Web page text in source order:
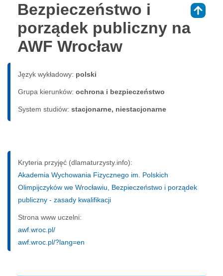
Bezpieczeństwo i
porządek publiczny na
AWF Wrocław
Język wykładowy: polski
Grupa kierunków: ochrona i bezpieczeństwo
System studiów: sta­cjo­nar­ne, nie­sta­cjo­nar­ne
Kryteria przyjęć (dlamaturzysty.info):
Akademia Wychowania Fizycznego im. Polskich
Olimpijczyków we Wrocławiu, Bezpieczeństwo i porządek
publiczny - zasady kwalifikacji
Strona www uczelni:
awf.wroc.pl/
awf.wroc.pl/?lang=en